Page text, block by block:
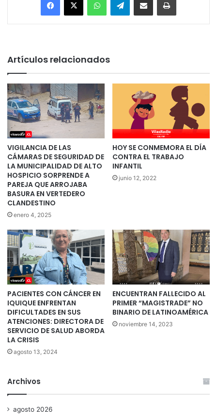
Artículos relacionados
VIGILANCIA DE LAS
CÁMARAS DE SEGURIDAD DE
LA MUNICIPALIDAD DE ALTO
HOSPICIO SORPRENDE A
PAREJA QUE ARROJABA
BASURA EN VERTEDERO
CLANDESTINO
enero 4, 2025
HOY SE CONMEMORA EL DÍA
CONTRA EL TRABAJO
INFANTIL
junio 12, 2022
PACIENTES CON CÁNCER EN
IQUIQUE ENFRENTAN
DIFICULTADES EN SUS
ATENCIONES: DIRECTORA DE
SERVICIO DE SALUD ABORDA
LA CRISIS
agosto 13, 2024
ENCUENTRAN FALLECIDO AL
PRIMER “MAGISTRADE” NO
BINARIO DE LATINOAMÉRICA
noviembre 14, 2023
Archivos
agosto 2026